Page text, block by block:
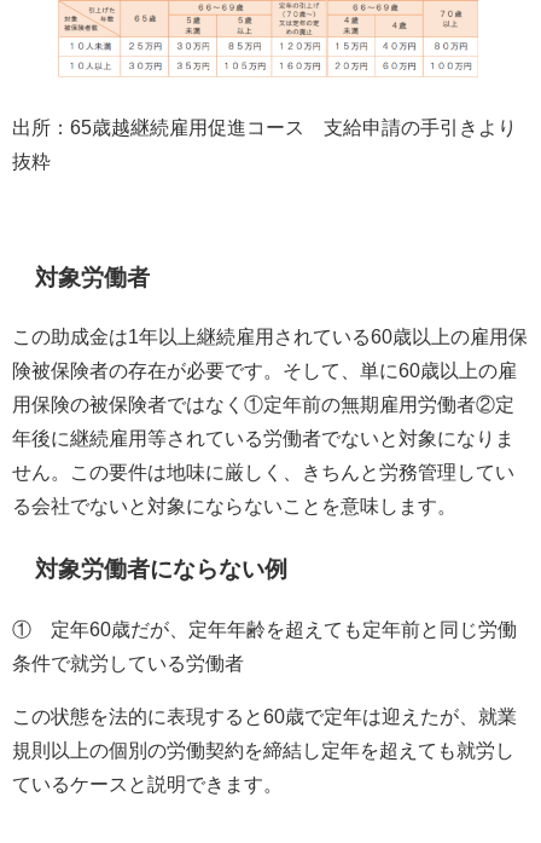
出所： 65歳越継続雇用促進コース 支給申請の手引きより
抜粋
対象労働者
この助成金は1年以上継続雇用されている60歳以上の雇用保
険被保険者の存在が必要です。そして、単に60歳以上の雇
用保険の被保険者ではなく①定年前の無期雇用労働者②定
年後に継続雇用等されている労働者でないと対象になりま
せん。この要件は地味に厳しく、きちんと労務管理してい
る会社でないと対象にならないことを意味します。
対象労働者にならない例
① 定年60歳だが、定年年齢を超えても定年前と同じ労働
条件で就労している労働者
この状態を法的に表現すると60歳で定年は迎えたが、就業
規則以上の個別の労働契約を締結し定年を超えても就労し
ているケースと説明できます。